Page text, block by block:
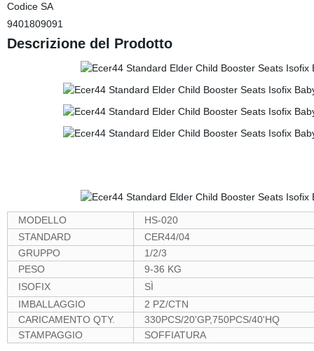
Codice SA
9401809091
Descrizione del Prodotto
MODELLO
HS-020
STANDARD
CER44/04
GRUPPO
1/2/3
PESO
9-36 KG
ISOFIX
SÌ
IMBALLAGGIO
2 PZ/CTN
CARICAMENTO QTY.
330PCS/20'GP,750PCS/40'HQ
STAMPAGGIO
SOFFIATURA